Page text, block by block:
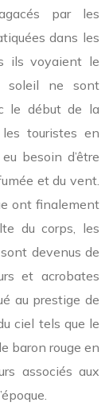
par les
dans les
ils voyaient le
soleil ne sont
le début de la
touristes en
besoin d’être
et du vent.
ont finalement
du corps, les
devenus de
et acrobates
au prestige de
ciel tels que le
baron rouge en
associés aux